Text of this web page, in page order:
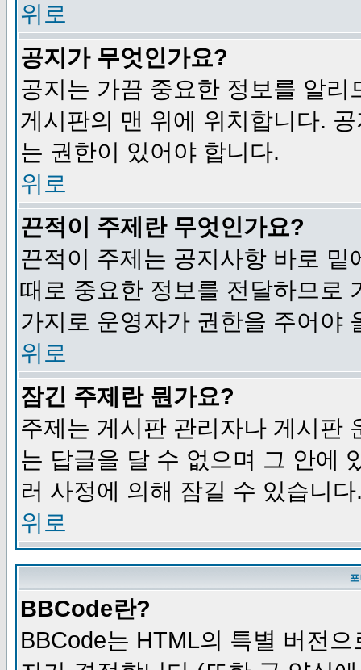
위로
공지가 무엇인가요?
공지는 가끔 중요한 정보를 알
게시판의 맨 위에 위치합니다.
는 권한이 있어야 합니다.
위로
끈적이 주제란 무엇인가요?
끈적이 주제는 공지사항 바로
때로 중요한 정보를 전달하므로
가지로 운영자가 권한을 주어야
위로
잠긴 주제란 뭔가요?
주제는 게시판 관리자나 게시판
는 답글을 달 수 없으며 그 안에
러 사정에 의해 잠길 수 있습니다
위로
BBCode란?
BBCode는 HTML의 특별 버전